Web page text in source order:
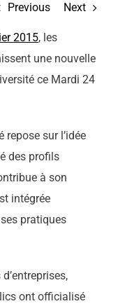
Previous Next
2015, les
une nouvelle
ce Mardi 24
sur l’idée
des profils
à son
intégrée
pratiques
ont officialisé